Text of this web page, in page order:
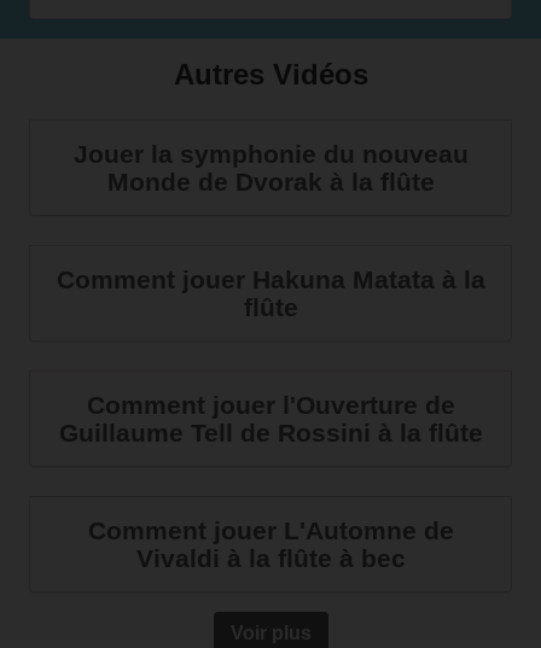
Autres Vidéos
Jouer la symphonie du nouveau
Monde de Dvorak à la flûte
Comment jouer Hakuna Matata à la
flûte
Comment jouer l'Ouverture de
Guillaume Tell de Rossini à la flûte
Comment jouer L'Automne de
Vivaldi à la flûte à bec
Voir plus